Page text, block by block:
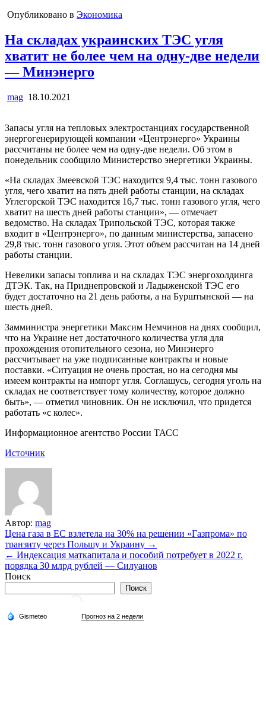
Опубликовано в Экономика
На складах украинских ТЭС угля
хватит не более чем на одну-две недели
— Минэнерго
mag 18.10.2021
Запасы угля на тепловых электростанциях государственной
энергогенерирующей компании «Центрэнерго» Украины
рассчитаны не более чем на одну-две недели. Об этом в
понедельник сообщило Министерство энергетики Украины.
«На складах Змеевской ТЭС находится 9,4 тыс. тонн газового
угля, чего хватит на пять дней работы станции, на складах
Углегорской ТЭС находится 16,7 тыс. тонн газового угля, чего
хватит на шесть дней работы станции», — отмечает
ведомство. На складах Трипольской ТЭС, которая также
входит в «Центрэнерго», по данным министерства, запасено
29,8 тыс. тонн газового угля. Этот объем рассчитан на 14 дней
работы станции.
Невелики запасы топлива и на складах ТЭС энергохолдинга
ДТЭК. Так, на Приднепровской и Ладыженской ТЭС его
будет достаточно на 21 день работы, а на Бурштынской — на
шесть дней.
Замминистра энергетики Максим Немчинов на днях сообщил,
что на Украине нет достаточного количества угля для
прохождения отопительного сезона, но Минэнерго
рассчитывает на уже подписанные контракты и новые
поставки. «Ситуация не очень простая, но на сегодня мы
имеем контракты на импорт угля. Соглашусь, сегодня уголь на
складах не соответствует тому количеству, которое должно
быть», — отметил чиновник. Он не исключил, что придется
работать «с колес».
Информационное агентство России ТАСС
Источник
Автор: mag
Навигация
по
записям
Цена газа в ЕС взлетела на 30% на решении «Газпрома» по
транзиту через Польшу и Украину →
← Индексация маткапитала и пособий потребует в 2022 г.
порядка 30 млрд рублей — Силуанов
Поиск
Поиск